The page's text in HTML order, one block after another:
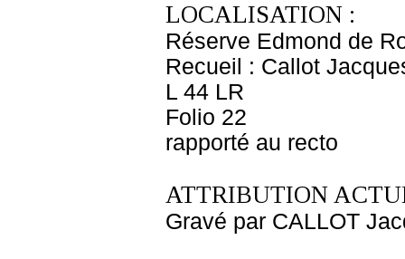
LOCALISATION :
Réserve Edmond de
Recueil : Callot
L 44 LR
Folio 22
rapporté au recto
ATTRIBUTION
Gravé par CALLOT